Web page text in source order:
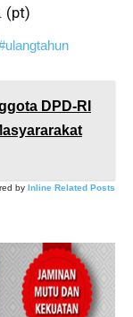
(pt)
DPD-RI
by Inline Related Posts